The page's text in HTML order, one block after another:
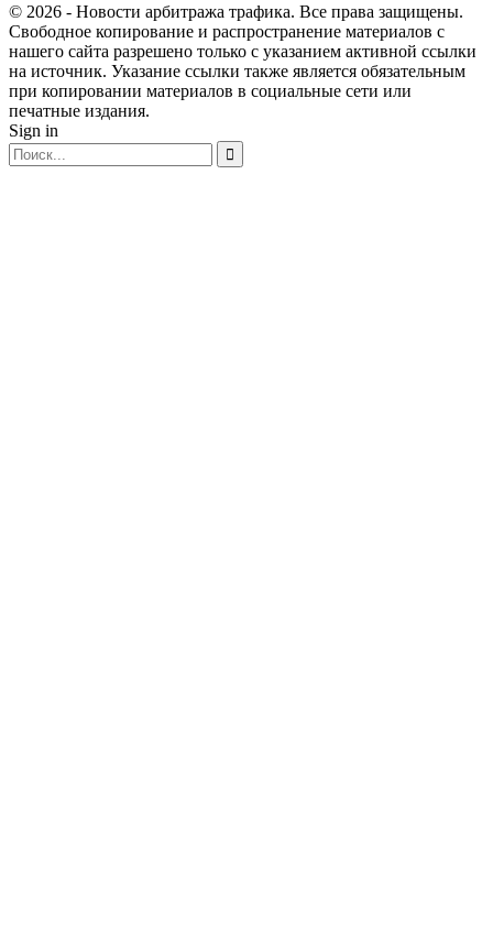
© 2026 - Новости арбитража трафика. Все права защищены.
Свободное копирование и распространение материалов с
нашего сайта разрешено только с указанием активной ссылки
на источник. Указание ссылки также является обязательным
при копировании материалов в социальные сети или
печатные издания.
Sign in